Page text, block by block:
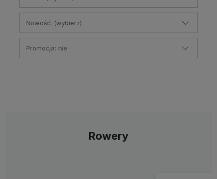
Nowość: (wybierz)
Promocja: nie
Rowery